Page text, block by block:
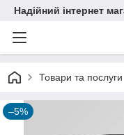
Надійний інтернет
Товари та послуги
–5%